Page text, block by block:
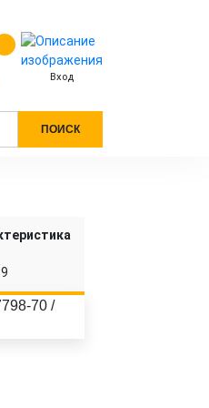
Вход
ПОИСК